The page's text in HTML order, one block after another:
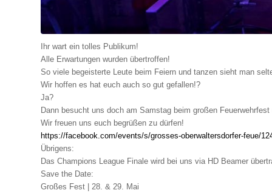
Ihr wart ein tolles Publikum!
Alle Erwartungen wurden übertroffen!
So viele begeisterte Leute beim Feiern und tanzen sieht man
Wir hoffen es hat euch auch so gut gefallen!?
Ja?
Dann besucht uns doch am Samstag beim großen
Wir freuen uns euch begrüßen zu dürfen!
https://facebook.com/events/s/grosses-oberwaltersdorfer-feue/
Übrigens:
Das Champions League Finale wird bei uns via HD Beamer
Save the Date:
Großes Fest | 28. & 29. Mai